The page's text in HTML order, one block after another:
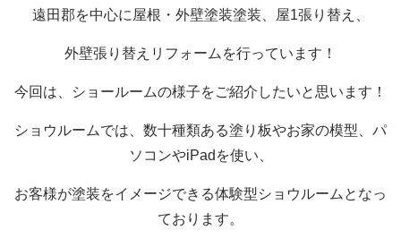
遠田郡を中心に屋根・外壁塗装塗装、屋1張り替え、
外壁張り替えリフォームを行っています！
今回は、ショールームの様子をご紹介したいと思います！
ショウルームでは、数十種類ある塗り板やお家の模型、パ
ソコンやiPad を使い、
お客様が塗装をイメージできる体験型ショウルームとなっ
ております。